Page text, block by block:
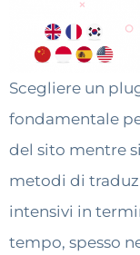
Scegliere un
fondamentale
del sito mentre
metodi di
intensivi in
tempo, spesso